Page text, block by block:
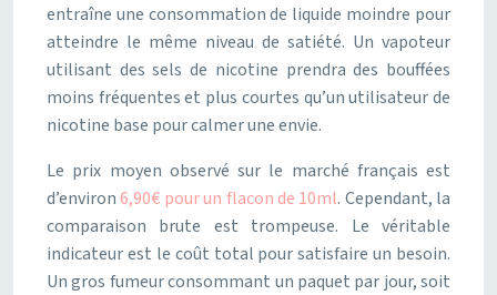
entraîne une consommation de liquide moindre pour
atteindre le même niveau de satiété. Un vapoteur
utilisant des sels de nicotine prendra des bouffées
moins fréquentes et plus courtes qu’un utilisateur de
nicotine base pour calmer une envie.
Le prix moyen observé sur le marché français est
d’environ6,90€ pour un flacon de 10ml. Cependant, la
comparaison brute est trompeuse. Le véritable
indicateur est le coût total pour satisfaire un besoin.
Un gros fumeur consommant un paquet par jour, soit